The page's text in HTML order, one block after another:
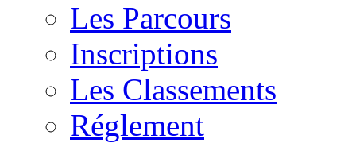
Les Parcours
Inscriptions
Les Classements
Réglement